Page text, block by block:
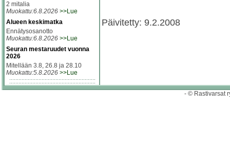
2 mitalia
Muokattu:6.8.2026 >>Lue
Alueen keskimatka
Ennätysosanotto
Muokattu:6.8.2026 >>Lue
Seuran mestaruudet vuonna
2026
Mitellään 3.8, 26.8 ja 28.10
Muokattu:5.8.2026 >>Lue
Päivitetty: 9.2.2008
- © Rastivarsat